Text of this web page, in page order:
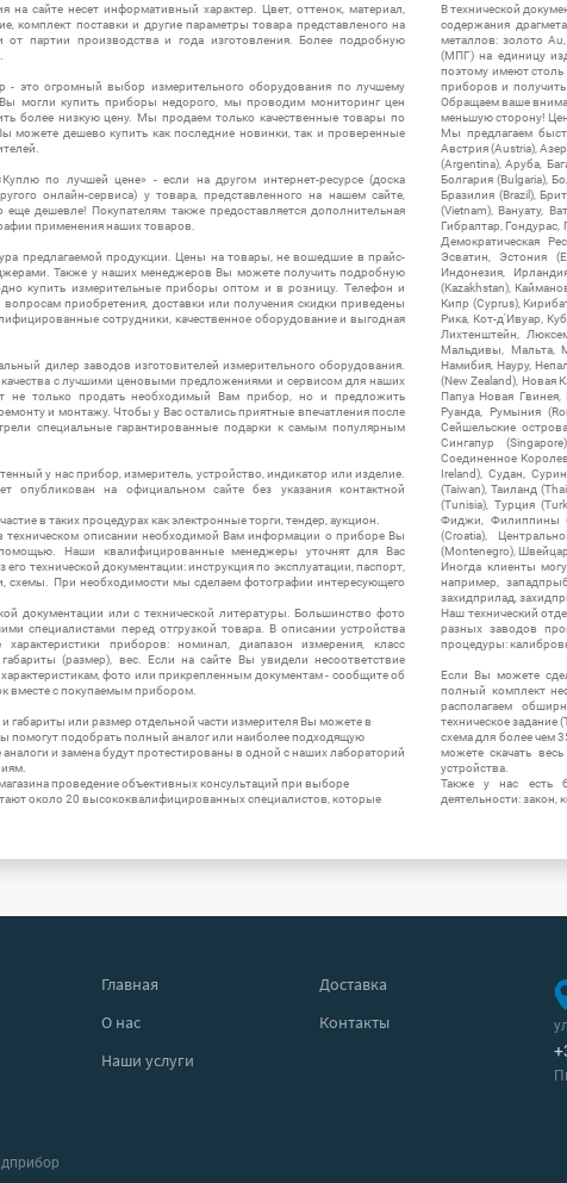
на сайте несет информативный характер. Цвет, оттенок, материал,
комплект поставки и другие параметры товара представленого на
от партии производства и года изготовления. Более подробную
- это огромный выбор измерительного оборудования по лучшему
могли купить приборы недорого, мы проводим мониторинг цен
более низкую цену. Мы продаем только качественные товары по
дешево купить как последние новинки, так и проверенные
по лучшей цене» - если на другом интернет-ресурсе (доска
онлайн-сервиса) у товара, представленного на нашем сайте,
дешевле! Покупателям также предоставляется дополнительная
применения наших товаров.
предлагаемой продукции. Цены на товары, не вошедшие в прайс-
Также у наших менеджеров Вы можете получить подробную
купить измерительные приборы оптом и в розницу. Телефон и
вопросам приобретения, доставки или получения скидки приведены
сотрудники, качественное оборудование и выгодная
дилер заводов изготовителей измерительного оборудования.
с лучшими ценовыми предложениями и сервисом для наших
не только продать необходимый Вам прибор, но и предложить
и монтажу. Чтобы у Вас остались приятные впечатления после
специальные гарантированные подарки к самым популярным
у нас прибор, измеритель, устройство, индикатор или изделие.
на официальном сайте без указания контактной
в таких процедурах как электронные торги, тендер, аукцион.
техническом описании необходимой Вам информации о приборе Вы
Наши квалифицированные менеджеры уточнят для Вас
его технической документации: инструкция по эксплуатации, паспорт,
схемы. При необходимости мы сделаем фотографии интересующего
документации или с технической литературы. Большинство фото
специалистами перед отгрузкой товара. В описании устройства
характеристики приборов: номинал, диапазон измерения, класс
(размер), вес. Если на сайте Вы увидели несоответствие
фото или прикрепленным документам - сообщите об
вместе с покупаемым прибором.
габариты или размер отдельной части измерителя Вы можете в
помогут подобрать полный аналог или наиболее подходящую
и замена будут протестированы в одной с наших лабораторий
проведение объективных консультаций при выборе
около 20 высококвалифицированных специалистов, которые
В технической
содержания
металлов: золото
(МПГ) на единицу
поэтому имеют столь
приборов и
Обращаем ваше
меньшую сторону!
Мы предлагаем
Австрия (Austria),
(Argentina), Аруба,
Болгария (Bulgaria),
Бразилия (Brazil),
(Vietnam), Вануату,
Гибралтар, Гондурас,
Демократическая
Эсватин, Эстония
Индонезия,
(Kazakhstan),
Кипр (Cyprus),
Рика, Кот-д'Ивуар,
Лихтенштейн,
Мальдивы, Мальта,
Намибия, Науру,
(New Zealand), Новая
Папуа Новая Гвинея,
Руанда, Румыния
Сейшельские
Сингапур
Соединенное
Ireland), Судан,
(Taiwan), Таиланд
(Tunisia), Турция
Фиджи, Филиппины
(Croatia),
(Montenegro),
Иногда клиенты
например,
захидприлад,
Наш технический
разных заводов
процедуры:
Если Вы можете
полный комплект
располагаем
техническое задание
схема для более чем
можете скачать
устройства.
Также у нас есть
деятельности: закон,
Главная
Доставка
О нас
Контакты
Наши услуги